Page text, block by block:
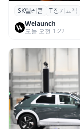
SK텔레콤, ‘T
이’ 서울 행사
SK텔레콤 T장기고객
Welaunch
오늘 오전 1:22